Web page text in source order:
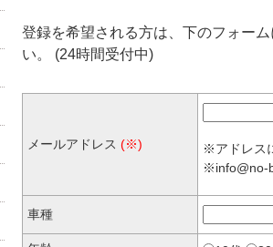
登録を希望される方は、下のフォー
い。 (24時間受付中)
メールアドレス (※)
※アドレス
※info@no-
車種